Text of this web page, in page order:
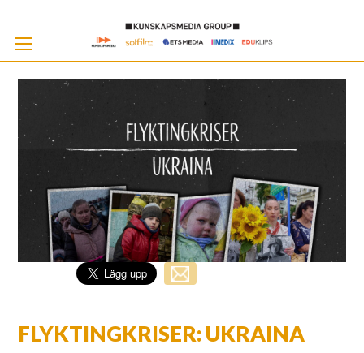
FLYKTINGKRISER: UKRAINA